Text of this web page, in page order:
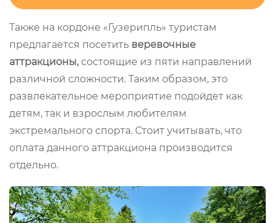
Также на кордоне «Гузерипль» туристам
предлагается посетить веревочные
аттракционы,состоящие из пяти направлений
различной сложности. Таким образом, это
развлекательное мероприятие подойдет как
детям, так и взрослым любителям
экстремального спорта. Стоит учитывать, что
оплата данного аттракциона производится
отдельно.